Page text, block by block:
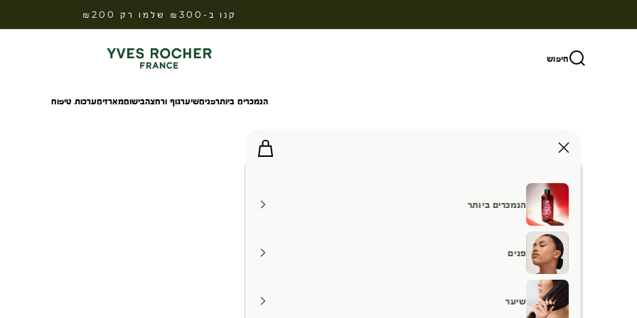
קנו ב-₪300 שלמו רק ₪200
חיפוש Yves Rocher Israel
הנמכרים ביותרפניםשיערגוף ורחצהבישוםמארזיםערכות טיפוח
הנמכרים ביותר
פנים
שיער